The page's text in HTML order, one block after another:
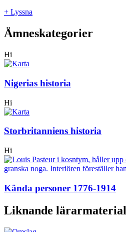
+ Lyssna
Ämneskategorier
Hi
Nigerias historia
Hi
Storbritanniens historia
Hi
Kända personer 1776-1914
Liknande lärarmaterial